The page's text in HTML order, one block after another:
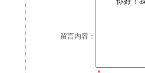
留言内容：